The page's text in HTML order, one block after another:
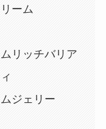
ーム
リッチバリア
ジェリー